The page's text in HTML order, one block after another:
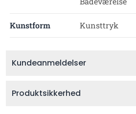
Kunstform Kunsttryk
Kundeanmeldelser
Produktsikkerhed